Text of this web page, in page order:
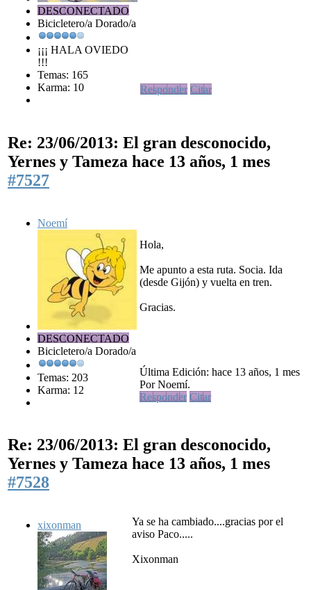
DESCONECTADO
Bicicletero/a Dorado/a
¡¡¡ HALA OVIEDO
!!!
Temas: 165
Karma: 10
Responder Citar
Re: 23/06/2013: El gran desconocido,
Yernes y Tameza hace 13 años, 1 mes
#7527
Noemí
DESCONECTADO
Bicicletero/a Dorado/a
Temas: 203
Karma: 12
Hola,
Me apunto a esta ruta. Socia. Ida
(desde Gijón) y vuelta en tren.
Gracias.
Última Edición: hace 13 años, 1 mes
Por Noemí.
Responder Citar
Re: 23/06/2013: El gran desconocido,
Yernes y Tameza hace 13 años, 1 mes
#7528
xixonman
Ya se ha cambiado....gracias por el
aviso Paco.....
Xixonman